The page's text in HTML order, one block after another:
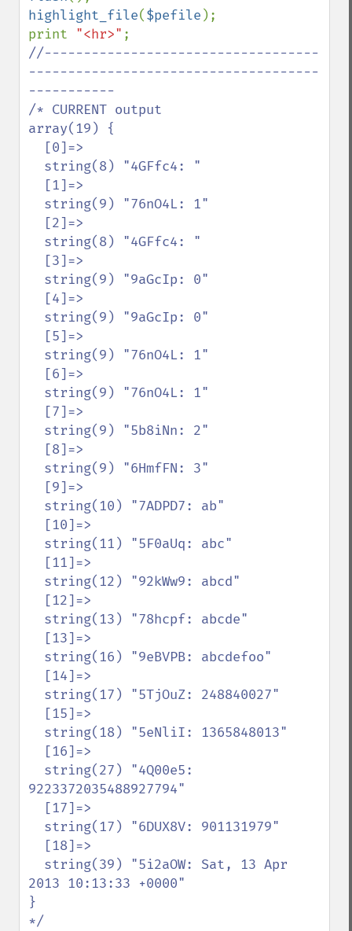
highlight_file($pefile );
print "<hr>"
//-----------------------------------
-------------------------------------
-----------
/* CURRENT output
array(19) {
9223372035488927794"
2013 10:13:33 +0000"
}
*/